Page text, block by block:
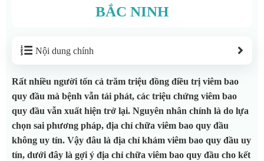
BẮC NINH
Nội dung chính
Rất nhiều người tốn cả trăm triệu đồng điều trị viêm bao
quy đầu mà bệnh vẫn tái phát, các triệu chứng viêm bao
quy đầu vẫn xuất hiện trở lại. Nguyên nhân chính là do lựa
chọn sai phương pháp, địa chỉ chữa viêm bao quy đầu
không uy tín. Vậy đâu là địa chỉ khám viêm bao quy đầu uy
tín, dưới đây là gợi ý địa chỉ chữa viêm bao quy đầu cho kết